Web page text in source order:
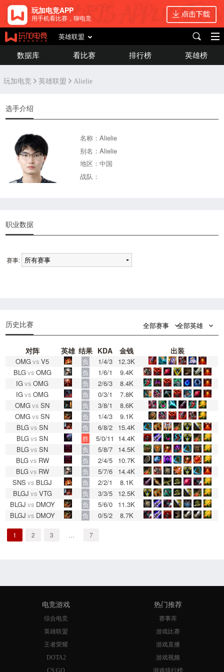
玩加电竞APP
用手机看比赛，聊电竞
英雄联盟
数据库 看比赛 排行榜 英雄榜
玩加电竞 英雄联盟 Alielie
选手介绍
名称：Alielie
别名：Alielie
地区：中国
战队：
职业数据
赛事:
历史比赛 全部赛事 全部英雄
对阵 英雄 结果 KDA 金钱 出装
OMGvs V5 负 1/4/3
12.3K
BLGvs OMG 负 1/6/1
9.4K
IGvs OMG 负 2/6/3
8.4K
IGvs OMG 负 0/3/1
7.8K
OMGvs SN 负 3/8/1
8.6K
OMGvs SN 负 1/4/3
9.1K
BLGvs SN 负 6/8/2
15.4K
BLGvs SN 胜 5/0/11 14.4K
BLGvs SN 负 5/8/7
14.5K
BLGvs RW 负 2/4/5
10.7K
BLGvs RW 负 5/7/6
14.4K
SNS vs BLGJ 负 2/2/1
8.1K
BLGJ vs VTG 负 3/3/5
12.5K
BLGJ vs DMOY 负 5/6/0
11.3K
BLGJ vs DMOY 负 0/5/2 8.7K
1 2 3 7
电竞游戏
综合电竞
英雄联盟
王者荣耀
DOTA2
CS:GO
热门推荐
赛事库
游戏比赛
游戏直播
游戏视频
游戏排行榜